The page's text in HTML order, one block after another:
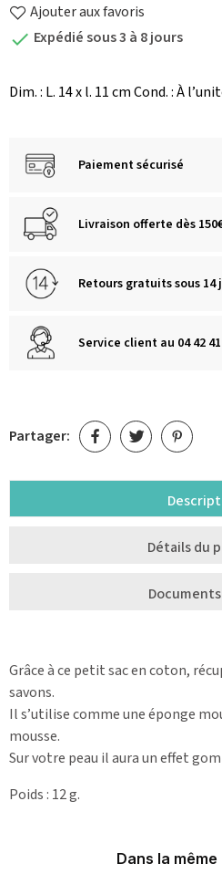
Ajouter aux favoris
 Expédié sous 3 à 8 jours
Dim. : L. 14 x l. 11 cm Cond. : À
Paiement sécurisé
Livraison offerte dès
Retours gratuits sous 14
Service client au 04 42 41
Partager:
Détails du
Grâce à ce petit sac en coton,
savons.
Il s’utilise comme une éponge
mousse.
Sur votre peau il aura un effet
Poids : 12 g.
Dans la